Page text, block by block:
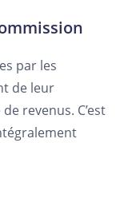
par les
de leur
revenus. C’est